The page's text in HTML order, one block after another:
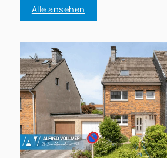
Alle ansehen